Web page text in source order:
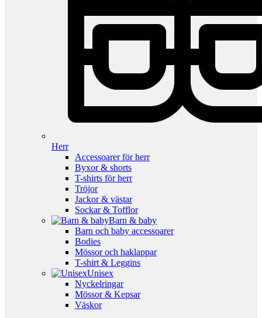
Herr
Accessoarer för herr
Byxor & shorts
T-shirts för herr
Tröjor
Jackor & västar
Sockar & Tofflor
Barn & baby
Barn och baby accessoarer
Bodies
Mössor och haklappar
T-shirt & Leggins
Unisex
Nyckelringar
Mössor & Kepsar
Väskor